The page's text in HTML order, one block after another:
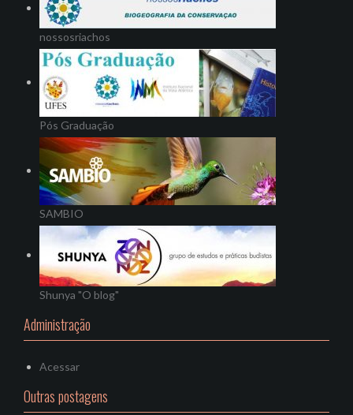
nossosriachos
Pós Graduação
SAMBIO
Shunya "O blog"
Administração
Acessar
Outras postagens